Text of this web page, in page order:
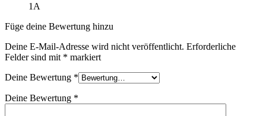
1A
Füge deine Bewertung hinzu
Deine E-Mail-Adresse wird nicht veröffentlicht. Erforderliche
Felder sind mit * markiert
Deine Bewertung *
Deine Bewertung *